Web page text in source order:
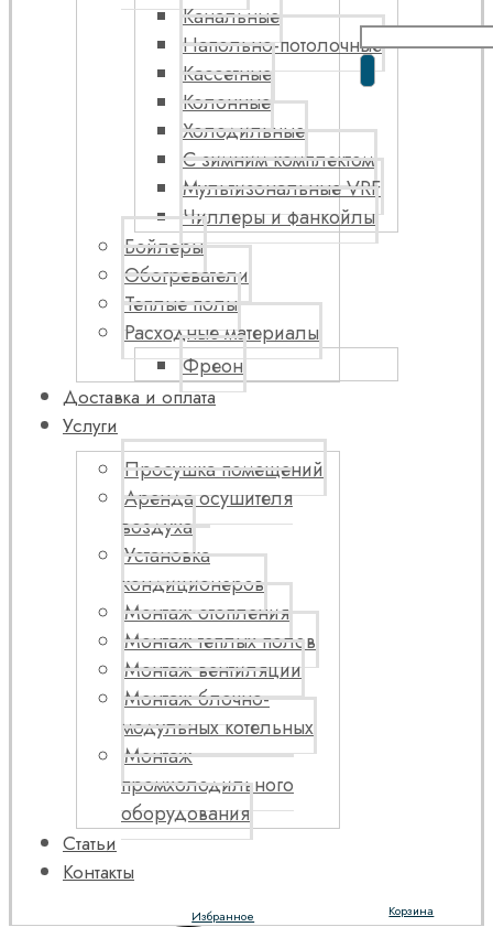
Канальные
Напольно-потолочные
Кассетные
Колонные
Холодильные
С зимним комплектом
Мультизональные VRF
Чиллеры и фанкойлы
Бойлеры
Обогреватели
Теплые полы
Расходные материалы
Фреон
Доставка и оплата
Услуги
Просушка помещений
Аренда осушителя
воздуха
Установка
кондиционеров
Монтаж отопления
Монтаж теплых полов
Монтаж вентиляции
Монтаж блочно-
модульных котельных
Монтаж
промхолодильного
оборудования
Статьи
Контакты
Корзина
Избранное